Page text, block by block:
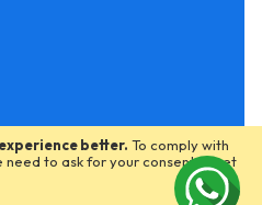
better. To comply with
to ask for your consent to set